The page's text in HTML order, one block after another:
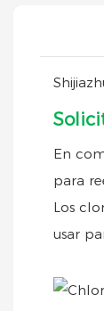
En
para
Los
usar